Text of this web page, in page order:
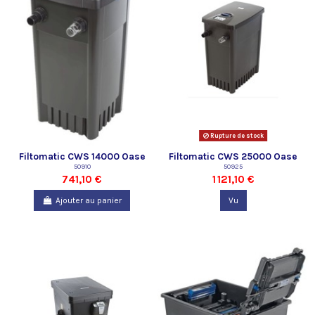
Filtomatic CWS 14000 Oase
50910
741,10 €
Ajouter au panier
Rupture de stock
Filtomatic CWS 25000 Oase
50925
1 121,10 €
Vu